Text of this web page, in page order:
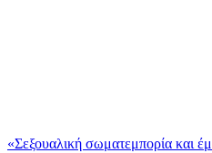
«Σεξουαλική σωματεμπορία και